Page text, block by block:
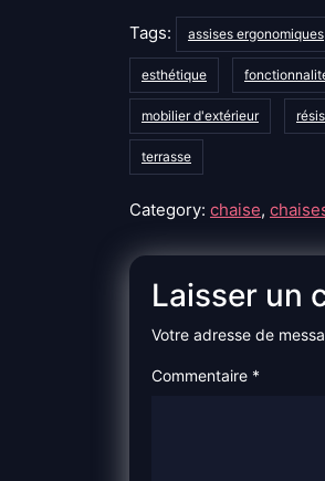
Tags: assises ergonomiques
esthétique
mobilier d'extérieur
terrasse
Category: chaise,
Laisser un
Votre adresse de
Commentaire *